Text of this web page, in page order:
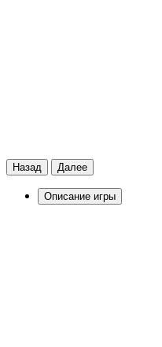
Назад Далее
Описание игры